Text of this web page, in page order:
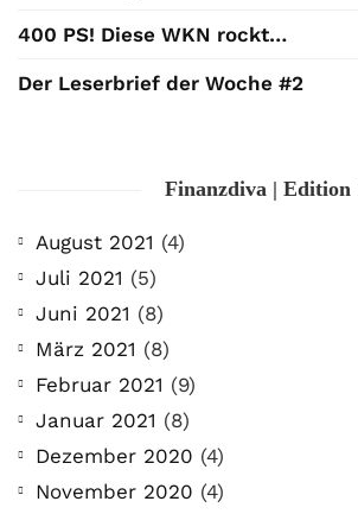
400 PS! Diese WKN rockt…
Der Leserbrief der Woche #2
Finanzdiva | Edition
August 2021 (4)
Juli 2021 (5)
Juni 2021 (8)
März 2021 (8)
Februar 2021 (9)
Januar 2021 (8)
Dezember 2020 (4)
November 2020 (4)